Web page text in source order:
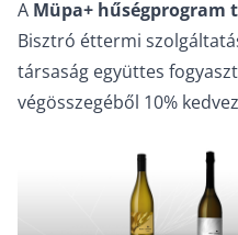
A Müpa+ hűségprogram
Bisztró éttermi
társaság együttes
végösszegéből 10%